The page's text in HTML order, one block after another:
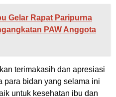
Gelar Rapat Paripurna
PAW Anggota
terimakasih dan apresiasi
para bidan yang selama ini
untuk kesehatan ibu dan